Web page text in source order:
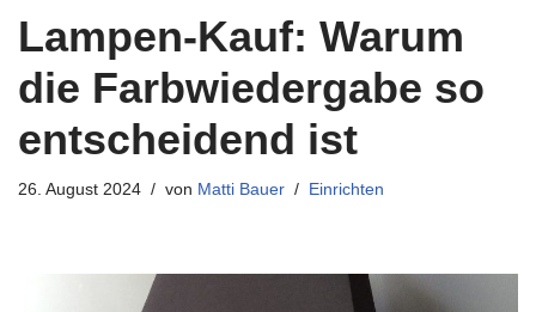
Lampen-Kauf: Warum
die Farbwiedergabe so
entscheidend ist
26. August 2024 von Matti Bauer Einrichten